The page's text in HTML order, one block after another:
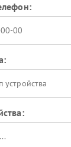
устройства